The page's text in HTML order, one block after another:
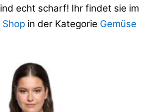
echt scharf! Ihr findet sie im
in der Kategorie Gemüse